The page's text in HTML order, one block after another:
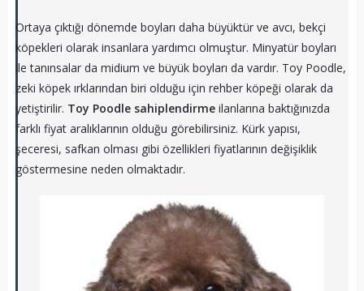
Ortaya çıktığı dönemde boyları daha büyüktür ve avcı, bekçi
köpekleri olarak insanlara yardımcı olmuştur. Minyatür boyları
ile tanınsalar da midium ve büyük boyları da vardır. Toy Poodle,
zeki köpek ırklarından biri olduğu için rehber köpeği olarak da
yetiştirilir. Toy Poodle sahiplendirme ilanlarına baktığınızda
farklı fiyat aralıklarının olduğu görebilirsiniz. Kürk yapısı,
şeceresi, safkan olması gibi özellikleri fiyatlarının değişiklik
göstermesine neden olmaktadır.